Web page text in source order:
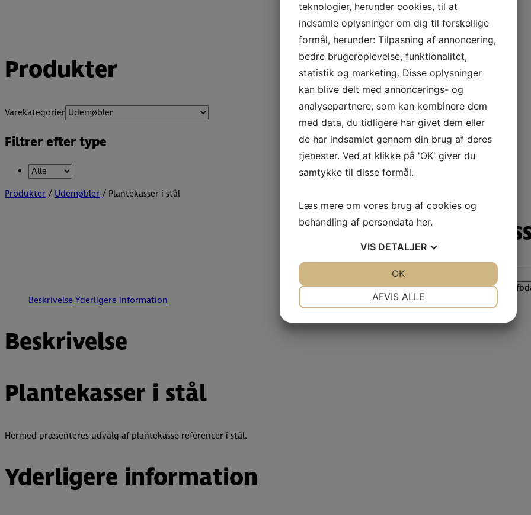
Produkter
Varekategorier
Filtrer efter type
Produkter/Udemøbler/ Plantekasser i stål
Varenummer (SKU):
Beskrivelse Yderligere information
Beskrivelse
Plantekasser i stål
Hermed præsenteres udvalg af plantekasse referencer i stål.
Yderligere information
teknologier, herunder cookies, til at
indsamle oplysninger om dig til forskellige
formål, herunder: Tilpasning af annoncering,
bedre brugeroplevelse, funktionalitet,
statistik og marketing. Disse oplysninger
kan blive delt med annoncerings- og
analysepartnere, som kan kombinere dem
med data, du tidligere har givet dem eller
de har indsamlet gennem din brug af deres
tjenester. Ved at klikke på 'OK' giver du
samtykke til disse formål.
Læs mere om vores brug af cookies og
behandling af persondata her.
VIS DETALJER
AFVIS ALLE
OK